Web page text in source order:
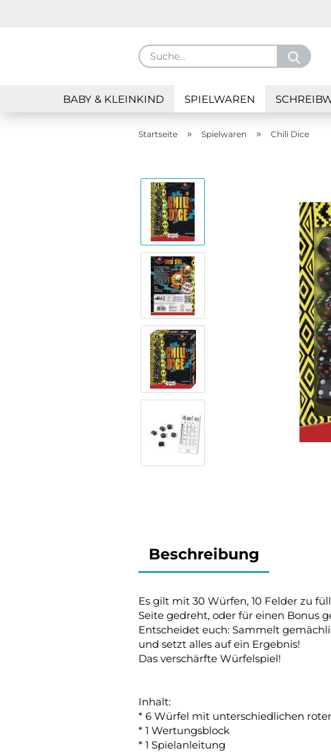
BABY & KLEINKIND SPIELWAREN
Startseite » Spielwaren » Chili Dice
Beschreibung
Es gilt mit 30 Würfen, 10 Felder zu
Seite gedreht, oder für einen Bonus
Entscheidet euch: Sammelt
und setzt alles auf ein Ergebnis!
Das verschärfte Würfelspiel!
Inhalt:
* 6 Würfel mit unterschiedlichen
* 1 Wertungsblock
* 1 Spielanleitung